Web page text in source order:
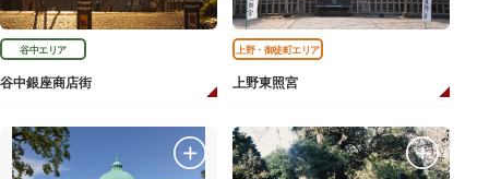
谷中エリア
谷中銀座商店街
上野・御徒町エリア
上野東照宮